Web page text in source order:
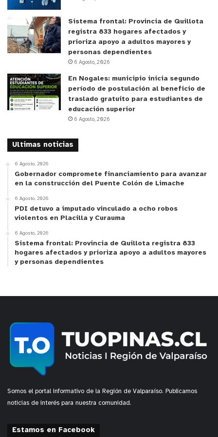
Editorial Corazón de Hueso; Marilyn Lizama,
periodista; María Balbontin, socióloga e
investigadora; Filipo Becerra, editor de contenidos
y María Francisca Mella, coordinadora a través de
la Unidad de Organizaciones Sociales y Comunidad
Gonzalo Olivares agrega que “como diseñador
gráfico, me interesa proyectar visiones locales a
través de instrumentos editoriales que puedan ser
mismo, porque el objeto publicado va circulando y
va creando un boca a boca que pone en la
conversación algo tan significativo y cotidiano
como es la diversión y el encuentro que entregaba
la Poza Cristalina. Entonces se trata de valorar
aquello desde el presente”.
La invitación está abierta a que todas las personas
que tengan fotos de archivo de la Poza Cristalina
y/o relatos de recuerdos de aquellos años, puedan
Sistema frontal: Provincia de Quillota
registra 833 hogares afectados y
prioriza apoyo a adultos mayores y
personas dependientes
6 Agosto, 2026
En Nogales: municipio inicia segundo
período de postulación al beneficio de
traslado gratuito para estudiantes de
educación superior
6 Agosto, 2026
Ultimas noticias
6 Agosto, 2026
Gobernador compromete financiamiento para avanzar
en la construcción del Puente Colón de Limache
6 Agosto, 2026
PDI detuvo a imputado vinculado a ocho robos
violentos en Placilla y Curauma
6 Agosto, 2026
Sistema frontal: Provincia de Quillota registra 833
hogares afectados y prioriza apoyo a adultos mayores
y personas dependientes
Somos el portal informativo de la Región de Valparaíso. Publicamos
noticias de interés para nuestra comunidad.
Estamos en Facebook